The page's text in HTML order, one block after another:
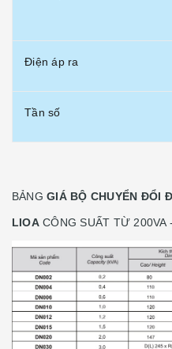
Điện áp ra
Tần số
BẢNGGIÁ BỘ CHUYỂN ĐỔI
LIOACÔNG SUẤT TỪ 200VA